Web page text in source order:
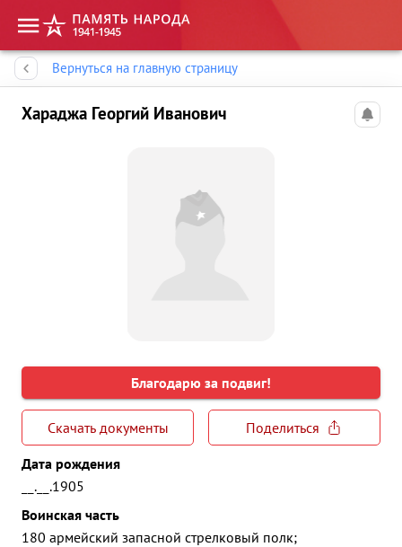
Вернуться на главную страницу
Хараджа Георгий Иванович
Благодарю за подвиг!
Скачать документы
Поделиться
Дата рождения
__.__.1905
Воинская часть
180 армейский запасной стрелковый полк;
Память народа